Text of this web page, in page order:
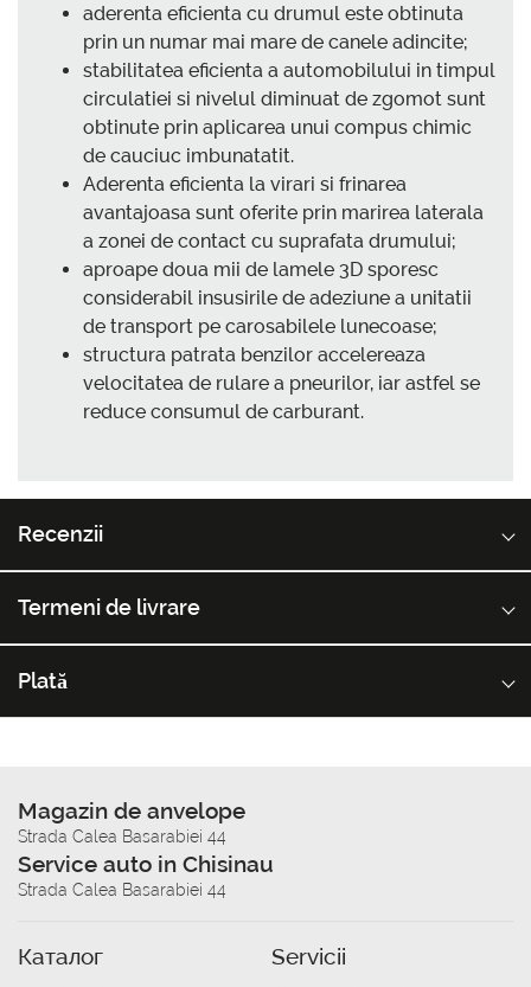
aderenta eficienta cu drumul este obtinuta
prin un numar mai mare de canele adincite;
stabilitatea eficienta a automobilului in timpul
circulatiei si nivelul diminuat de zgomot sunt
obtinute prin aplicarea unui compus chimic
de cauciuc imbunatatit.
Aderenta eficienta la virari si frinarea
avantajoasa sunt oferite prin marirea laterala
a zonei de contact cu suprafata drumului;
aproape doua mii de lamele 3D sporesc
considerabil insusirile de adeziune a unitatii
de transport pe carosabilele lunecoase;
structura patrata benzilor accelereaza
velocitatea de rulare a pneurilor, iar astfel se
reduce consumul de carburant.
Recenzii
Termeni de livrare
Plată
Magazin de anvelope
Strada Calea Basarabiei 44
Service auto in Chisinau
Strada Calea Basarabiei 44
Каталог Servicii